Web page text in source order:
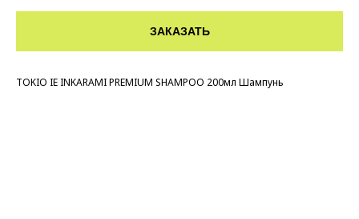
ЗАКАЗАТЬ
TOKIO IE INKARAMI PREMIUM SHAMPOO 200мл Шампунь